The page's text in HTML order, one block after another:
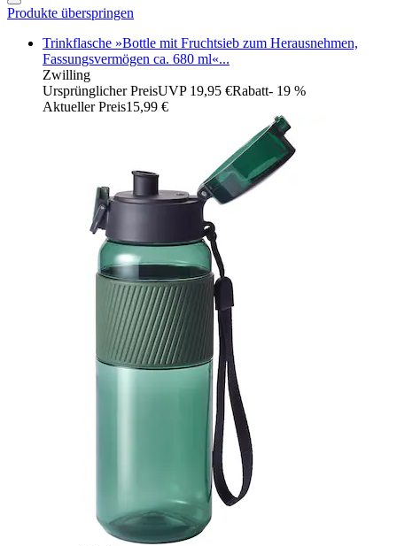
Produkte überspringen
Trinkflasche »Bottle mit Fruchtsieb zum Herausnehmen,
Fassungsvermögen ca. 680 ml«...
Zwilling
Ursprünglicher PreisUVP 19,95 €Rabatt- 19 %
Aktueller Preis15,99 €